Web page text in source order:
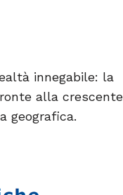
innegabile: la
alla crescente
geografica.